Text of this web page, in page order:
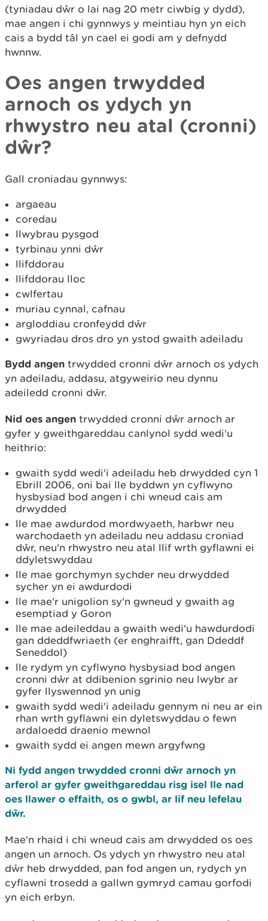
(tyniadau dŵr o lai nag 20 metr ciwbig y dydd),
mae angen i chi gynnwys y meintiau hyn yn eich
cais a bydd tâl yn cael ei godi am y defnydd
hwnnw.
Oes angen trwydded
arnoch os ydych yn
rhwystro neu atal (cronni)
dŵr?
Gall croniadau gynnwys:
argaeau
coredau
llwybrau pysgod
tyrbinau ynni dŵr
llifddorau
llifddorau lloc
cwlfertau
muriau cynnal, cafnau
argloddiau cronfeydd dŵr
gwyriadau dros dro yn ystod gwaith adeiladu
Bydd angen trwydded cronni dŵr arnoch os ydych
yn adeiladu, addasu, atgyweirio neu dynnu
adeiledd cronni dŵr.
Nid oes angen trwydded cronni dŵr arnoch ar
gyfer y gweithgareddau canlynol sydd wedi'u
heithrio:
gwaith sydd wedi'i adeiladu heb drwydded cyn 1
Ebrill 2006, oni bai lle byddwn yn cyflwyno
hysbysiad bod angen i chi wneud cais am
drwydded
lle mae awdurdod mordwyaeth, harbwr neu
warchodaeth yn adeiladu neu addasu croniad
dŵr, neu'n rhwystro neu atal llif wrth gyflawni ei
ddyletswyddau
lle mae gorchymyn sychder neu drwydded
sycher yn ei awdurdodi
lle mae'r unigolion sy'n gwneud y gwaith ag
esemptiad y Goron
lle mae adeileddau a gwaith wedi'u hawdurdodi
gan ddeddfwriaeth (er enghraifft, gan Ddeddf
Seneddol)
lle rydym yn cyflwyno hysbysiad bod angen
cronni dŵr at ddibenion sgrinio neu lwybr ar
gyfer llyswennod yn unig
gwaith sydd wedi'i adeiladu gennym ni neu ar ein
rhan wrth gyflawni ein dyletswyddau o fewn
ardaloedd draenio mewnol
gwaith sydd ei angen mewn argyfwng
Ni fydd angen trwydded cronni dŵr arnoch yn
arferol ar gyfer gweithgareddau risg isel lle nad
oes llawer o effaith, os o gwbl, ar lif neu lefelau
dŵr.
Mae'n rhaid i chi wneud cais am drwydded os oes
angen un arnoch. Os ydych yn rhwystro neu atal
dŵr heb drwydded, pan fod angen un, rydych yn
cyflawni trosedd a gallwn gymryd camau gorfodi
yn eich erbyn.